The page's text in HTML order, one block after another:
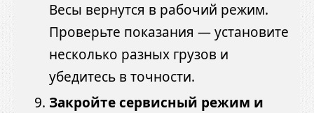
Весы вернутся в рабочий режим.
Проверьте показания — установите
несколько разных грузов и
убедитесь в точности.
Закройте сервисный режим и